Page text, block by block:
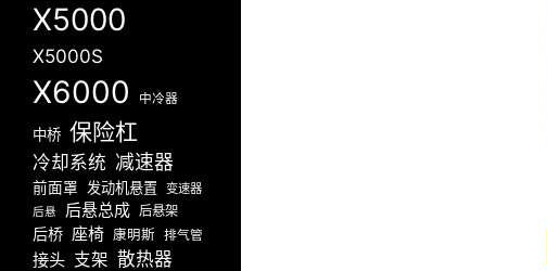
X5000
X5000S
X6000 中冷器
中桥 保险杠
冷却系统 减速器
前面罩 发动机悬置 变速器
后悬 后悬总成 后悬架
后桥 座椅 康明斯 排气管
接头 支架 散热器